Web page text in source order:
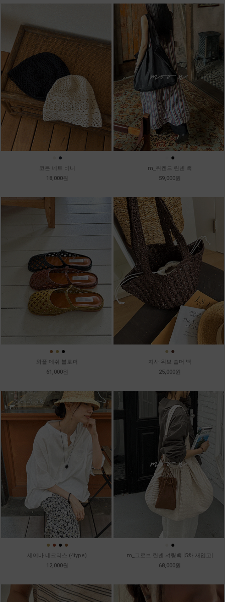
●
코튼 네트 비니
18,000원
●
m_위켄드 린넨 백
59,000원
● ● ●
와플 메쉬 블로퍼
61,000원
● ●
지사 위브 숄더 백
25,000원
● ● ● ●
세이바 네크리스 (4type)
12,000원
●
m_그로브 린넨 셔링백 [5차 재입고]
68,000원